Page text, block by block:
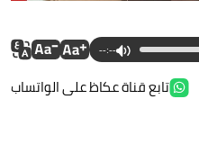
--:--
تابع قناة عكاظ على الواتساب